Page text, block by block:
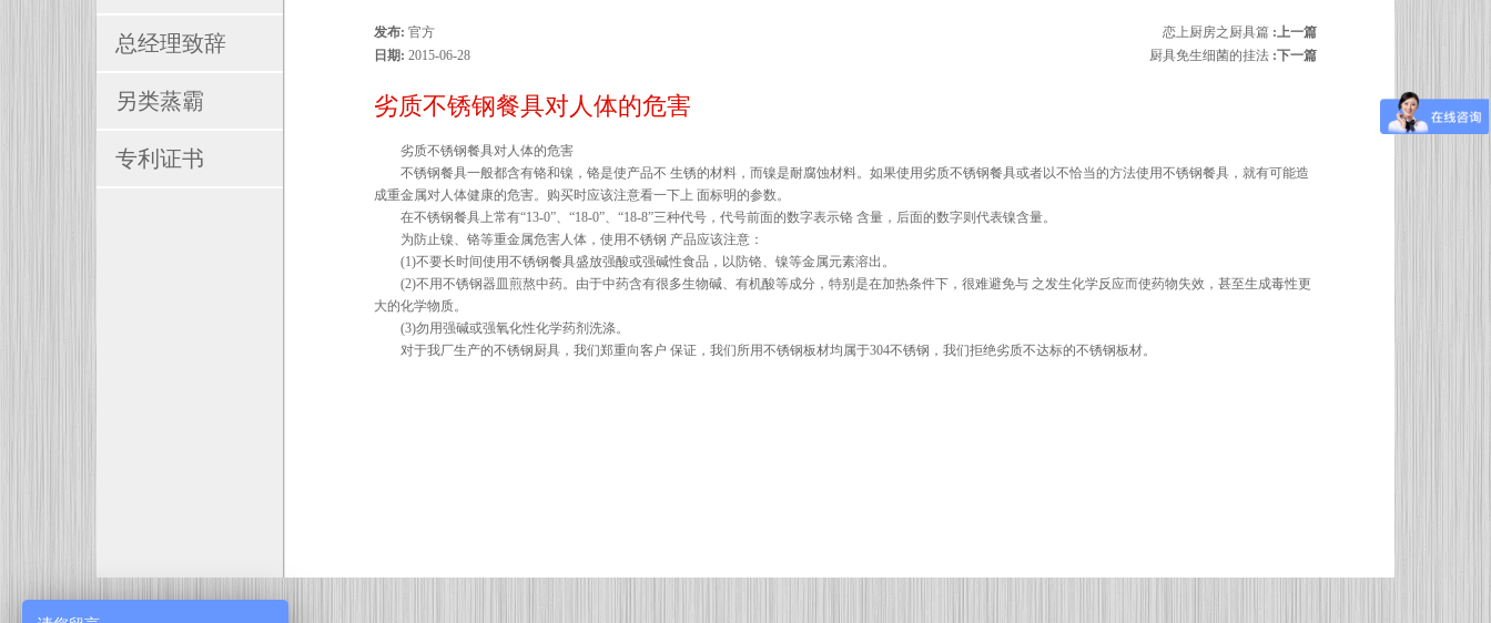
总经理致辞
另类蒸霸
专利证书
:上一篇
:下一篇
恋上厨房之厨具篇
厨具免生细菌的挂法
发布: 官方
日期: 2015-06-28
劣质不锈钢餐具对人体的危害
劣质不锈钢餐具对人体的危害
不锈钢餐具一般都含有铬和镍，铬是使产品不 生锈的材料，而镍是耐腐蚀材料。如果使用劣质不锈钢餐具或者以不恰当的方法使用不锈钢餐具，就有可能造
成重金属对人体健康的危害。购买时应该注意看一下上 面标明的参数。
在不锈钢餐具上常有“13-0”、“18-0”、“18-8”三种代号，代号前面的数字表示铬 含量，后面的数字则代表镍含量。
为防止镍、铬等重金属危害人体，使用不锈钢 产品应该注意：
(1)不要长时间使用不锈钢餐具盛放强酸或强碱性食品，以防铬、镍等金属元素溶出。
(2)不用不锈钢器皿煎熬中药。由于中药含有很多生物碱、有机酸等成分，特别是在加热条件下，很难避免与 之发生化学反应而使药物失效，甚至生成毒性更
大的化学物质。
(3)勿用强碱或强氧化性化学药剂洗涤。
对于我厂生产的不锈钢厨具，我们郑重向客户 保证，我们所用不锈钢板材均属于304不锈钢，我们拒绝劣质不达标的不锈钢板材。